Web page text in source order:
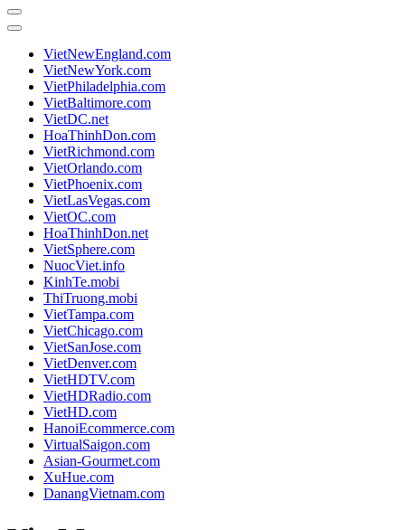
VietNewEngland.com
VietNewYork.com
VietPhiladelphia.com
VietBaltimore.com
VietDC.net
HoaThinhDon.com
VietRichmond.com
VietOrlando.com
VietPhoenix.com
VietLasVegas.com
VietOC.com
HoaThinhDon.net
VietSphere.com
NuocViet.info
KinhTe.mobi
ThiTruong.mobi
VietTampa.com
VietChicago.com
VietSanJose.com
VietDenver.com
VietHDTV.com
VietHDRadio.com
VietHD.com
HanoiEcommerce.com
VirtualSaigon.com
Asian-Gourmet.com
XuHue.com
DanangVietnam.com